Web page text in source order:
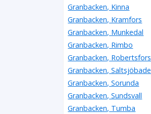
Granbacken, Kinna
Granbacken, Kramfors
Granbacken, Munkedal
Granbacken, Rimbo
Granbacken, Robertsfors
Granbacken,
Granbacken, Sorunda
Granbacken, Sundsvall
Granbacken, Tumba